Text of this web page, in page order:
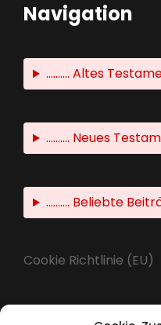
Navigation
.......... Altes
.......... Neues
.......... Beliebte
Cookie Richtlinie (EU)